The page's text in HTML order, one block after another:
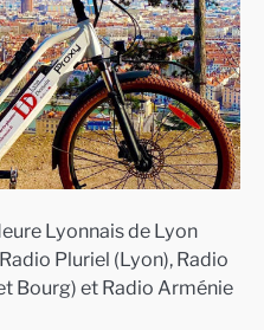
Lyonnais de Lyon
Pluriel (Lyon), Radio
Bourg) et Radio Arménie